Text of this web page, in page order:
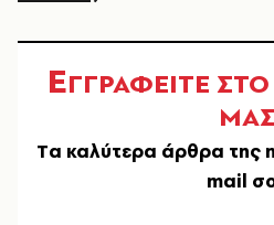
ΕΓΓΡΑΦΕΙΤΕ ΣΤΟ
ΜΑΣ
Tα καλύτερα άρθρα της
mail